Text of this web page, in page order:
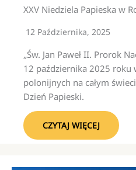
XXV Niedziela Papieska w
12 Października, 2025
„Św. Jan Paweł II. Prorok
12 października 2025 roku
polonijnych na całym
Dzień Papieski.
CZYTAJ WIĘCEJ